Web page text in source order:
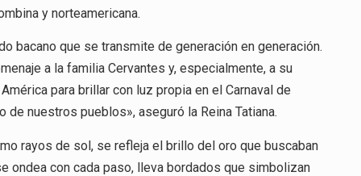
y norteamericana.
bacano que se transmite de generación en generación.
a la familia Cervantes y, especialmente, a su
para brillar con luz propia en el Carnaval de
nuestros pueblos», aseguró la Reina Tatiana.
rayos de sol, se refleja el brillo del oro que buscaban
ondea con cada paso, lleva bordados que simbolizan